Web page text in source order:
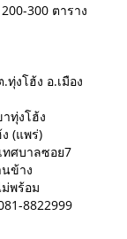
300 ตาราง
งโฮ้ง อ.เมือง
ทุ่งโฮ้ง
(แพร่)
ทศบาลซอย7
ข้าง
พร้อม
8822999